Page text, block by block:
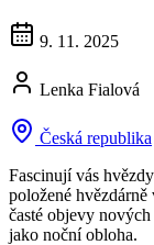
9. 11. 2025
Lenka Fialová
Česká republika
Fascinují vás
položené hvězdárně
časté objevy
jako noční obloha.